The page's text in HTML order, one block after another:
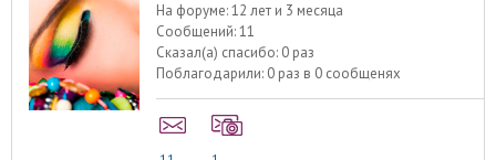
На форуме:12 лет и 3 месяца
Сообщений:11
Сказал(а) спасибо: 0 раз
Поблагодарили: 0 раз в 0 сообщенях